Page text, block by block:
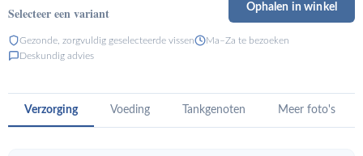
Selecteer een variant Ophalen in winkel
Gezonde, zorgvuldig geselecteerde vissen
Ma–Za te bezoeken
Deskundig advies
Verzorging Voeding Tankgenoten Meer foto's